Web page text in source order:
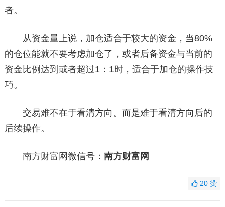
者。
从资金量上说，加仓适合于较大的资金，当80%
的仓位能就不要考虑加仓了，或者后备资金与当前的
资金比例达到或者超过1：1时，适合于加仓的操作技
巧。
交易难不在于看清方向。而是难于看清方向后的
后续操作。
南方财富网微信号： 南方财富网
20赞